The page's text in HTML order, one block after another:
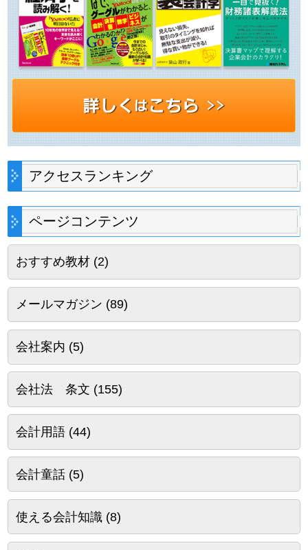
アクセスランキング
ページコンテンツ
おすすめ教材(2)
メールマガジン (89)
会社案内 (5)
会社法 条文 (155)
会計用語(44)
会計童話(5)
使える会計知識(8)